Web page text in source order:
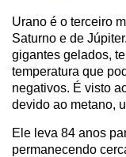
Urano é o terceiro
Saturno e de
gigantes gelados,
temperatura que
negativos. É visto
devido ao metano,
Ele leva 84 anos
permanecendo